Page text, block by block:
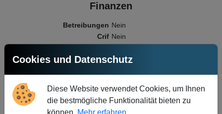
Finanzen
Betreibungen Nein
Crif Nein
Finanzanalyse
Cookies und Datenschutz
Diese Website verwendet Cookies, um Ihnen
die bestmögliche Funktionalität bieten zu
können. Mehr erfahren